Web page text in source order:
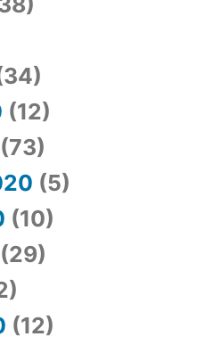
(12)
(73)
(5)
(10)
(29)
(12)